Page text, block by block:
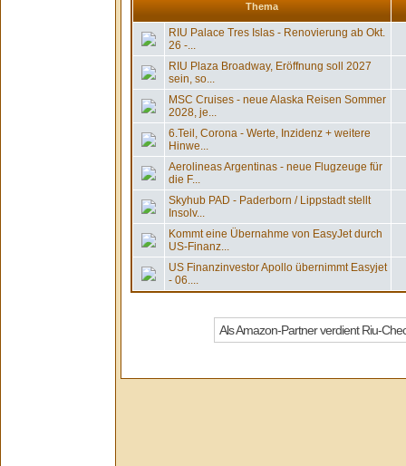
Thema
RIU Palace Tres Islas - Renovierung ab Okt.
26 -...
RIU Plaza Broadway, Eröffnung soll 2027
sein, so...
MSC Cruises - neue Alaska Reisen Sommer
2028, je...
6.Teil, Corona - Werte, Inzidenz + weitere
Hinwe...
Aerolineas Argentinas - neue Flugzeuge für
die F...
Skyhub PAD - Paderborn / Lippstadt stellt
Insolv...
Kommt eine Übernahme von EasyJet durch
US-Finanz...
US Finanzinvestor Apollo übernimmt Easyjet
- 06....